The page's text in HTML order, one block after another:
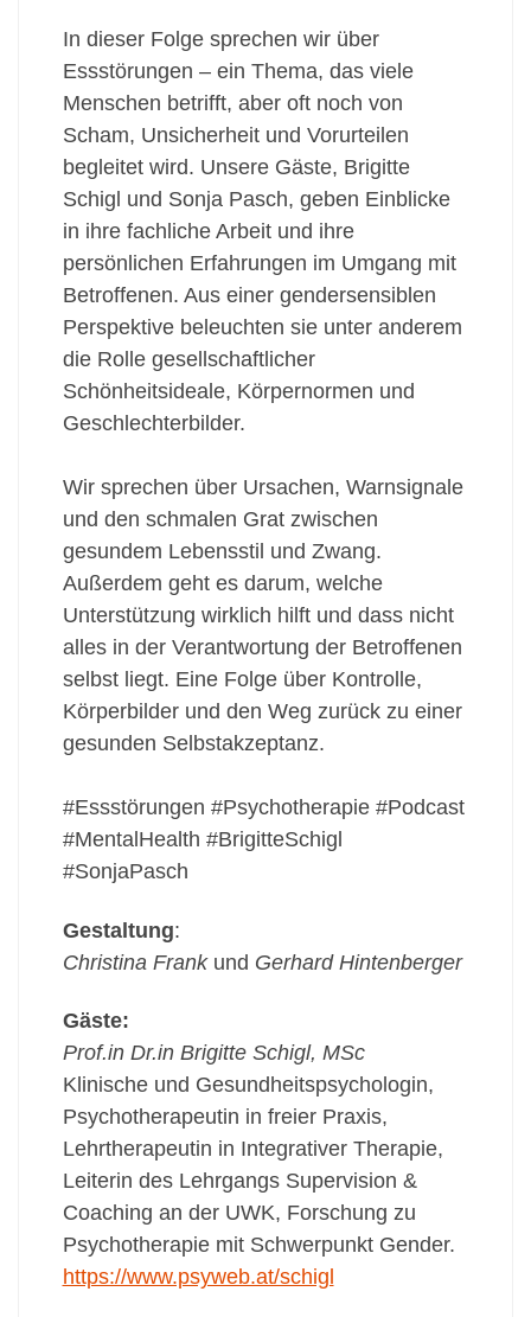
In dieser Folge sprechen wir über
Essstörungen – ein Thema, das viele
Menschen betrifft, aber oft noch von
Scham, Unsicherheit und Vorurteilen
begleitet wird. Unsere Gäste, Brigitte
Schigl und Sonja Pasch, geben Einblicke
in ihre fachliche Arbeit und ihre
persönlichen Erfahrungen im Umgang mit
Betroffenen. Aus einer gendersensiblen
Perspektive beleuchten sie unter anderem
die Rolle gesellschaftlicher
Schönheitsideale, Körpernormen und
Geschlechterbilder.
Wir sprechen über Ursachen, Warnsignale
und den schmalen Grat zwischen
gesundem Lebensstil und Zwang.
Außerdem geht es darum, welche
Unterstützung wirklich hilft und dass nicht
alles in der Verantwortung der Betroffenen
selbst liegt. Eine Folge über Kontrolle,
Körperbilder und den Weg zurück zu einer
gesunden Selbstakzeptanz.
#Essstörungen #Psychotherapie #Podcast
#MentalHealth #BrigitteSchigl
#SonjaPasch
Gestaltung:
Christina Frankund Gerhard Hintenberger
Gäste:
Prof.in Dr.in Brigitte Schigl, MSc
Klinische und Gesundheitspsychologin,
Psychotherapeutin in freier Praxis,
Lehrtherapeutin in Integrativer Therapie,
Leiterin des Lehrgangs Supervision &
Coaching an der UWK, Forschung zu
Psychotherapie mit Schwerpunkt Gender.
https://www.psyweb.at/schigl